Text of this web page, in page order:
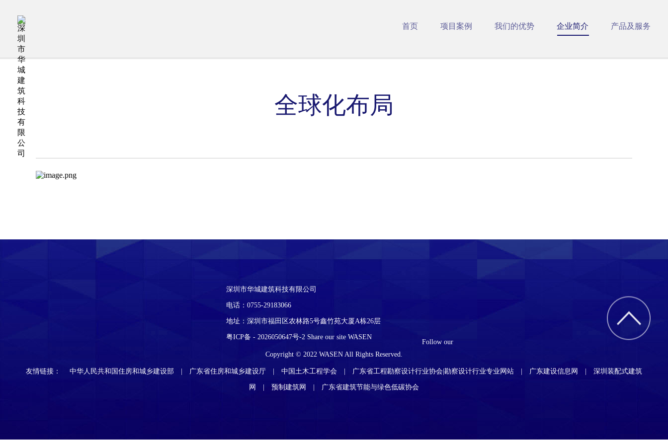
首页 项目案例 我们的优势 企业简介 产品及服务
全球化布局
深圳市华城建筑科技有限公司
电话：0755-29183066
地址：深圳市福田区农林路5号鑫竹苑大厦A栋26层
粤ICP备 - 2026050647号-2 Share our site WASEN
Follow our
Copyright © 2022 WASEN All Rights Reserved.
友情链接： 中华人民共和国住房和城乡建设部 广东省住房和城乡建设厅 中国土木工程学会 广东省工程勘察设计行业协会|勘察设计行业专业网站 广东建设信息网 深圳装配式建筑
网 预制建筑网 广东省建筑节能与绿色低碳协会